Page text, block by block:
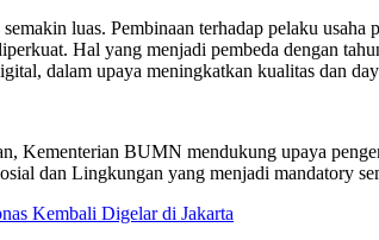
luas. Pembinaan terhadap pelaku
Hal yang menjadi pembeda dengan
dalam upaya meningkatkan kualitas dan
BUMN mendukung upaya
dan Lingkungan yang menjadi mandatory
Kembali Digelar di Jakarta